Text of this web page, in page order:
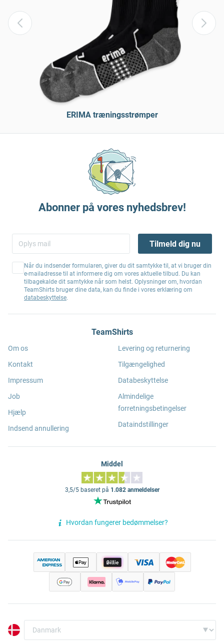
ERIMA træningsstrømper
Abonner på vores nyhedsbrev!
Tilmeld dig nu
Når du indsender formularen, giver du dit samtykke til, at vi bruger din
e-mailadresse til at informere dig om vores aktuelle tilbud. Du kan
tilbagekalde dit samtykke når som helst. Oplysninger om, hvordan
TeamShirts bruger dine data, kan du finde i vores erklæring om
databeskyttelse.
TeamShirts
Om os
Kontakt
Impressum
Job
Hjælp
Indsend annullering
Levering og returnering
Tilgængelighed
Databeskyttelse
Almindelige
forretningsbetingelser
Dataindstillinger
Middel
3,5/5 baseret på 1.082 anmeldelser
Hvordan fungerer bedømmelser?